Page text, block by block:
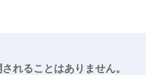
れることはありません。